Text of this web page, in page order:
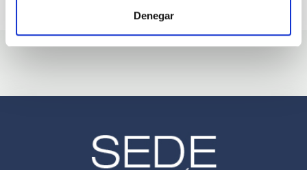
Denegar